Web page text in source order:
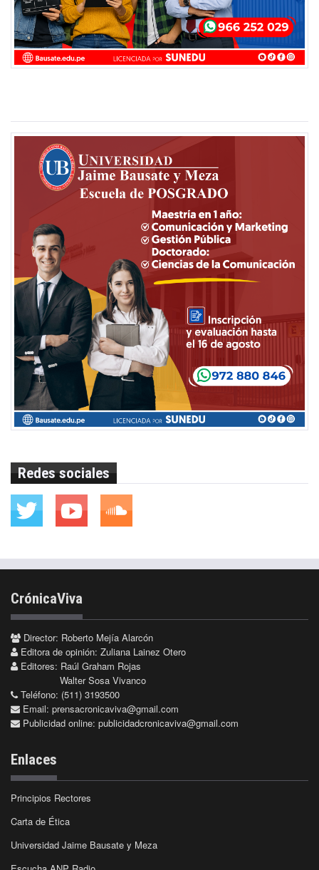
Redes sociales
CrónicaViva
Director: Roberto Mejía Alarcón
Editora de opinión: Zuliana Lainez Otero
Editores: Raúl Graham Rojas
Walter Sosa Vivanco
Teléfono: (511) 3193500
Email: prensacronicaviva@gmail.com
Publicidad online: publicidadcronicaviva@gmail.com
Enlaces
Principios Rectores
Carta de Ética
Universidad Jaime Bausate y Meza